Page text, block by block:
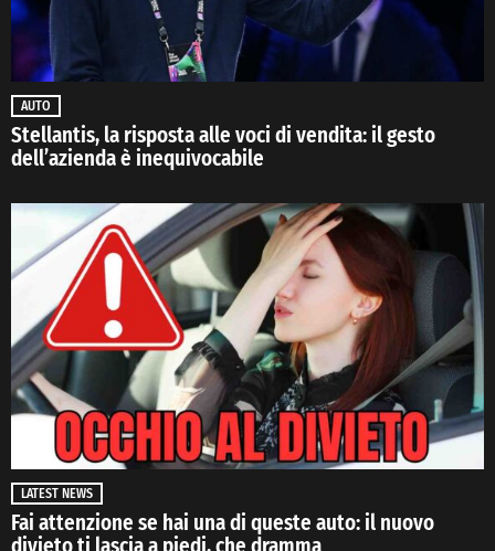
AUTO
Stellantis, la risposta alle voci di vendita: il gesto
dell’azienda è inequivocabile
LATEST NEWS
Fai attenzione se hai una di queste auto: il nuovo